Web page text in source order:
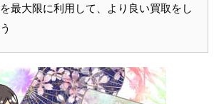
最大限に利用して、より良い買取をし